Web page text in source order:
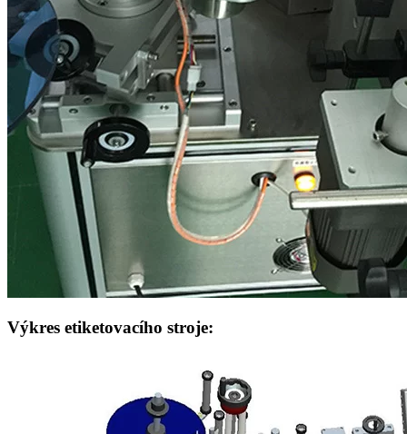
Výkres etiketovacího stroje: